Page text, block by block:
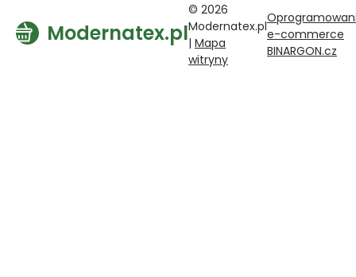
Modernatex.pl
© 2026
Modernatex.pl
| Mapa
witryny
e-commerce
BINARGON.cz